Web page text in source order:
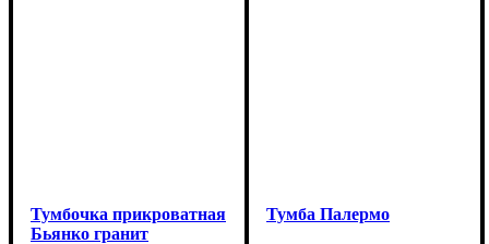
Тумбочка прикроватная
Бьянко гранит
Тумба Палермо